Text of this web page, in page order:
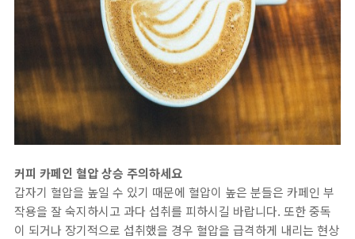
커피 카페인 혈압 상승 주의하세요
갑자기 혈압을 높일 수 있기 때문에 혈압이 높은 분들은 카페인 부
작용을 잘 숙지하시고 과다 섭취를 피하시길 바랍니다. 또한 중독
이 되거나 장기적으로 섭취했을 경우 혈압을 급격하게 내리는 현상